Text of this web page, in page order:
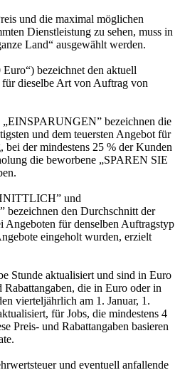
und die maximal möglichen
Dienstleistung zu sehen, muss in
Land“ ausgewählt werden.
bezeichnet den aktuell
für dieselbe Art von Auftrag von
bezeichnen die
und dem teuersten Angebot für
bei der mindestens 25 % der Kunden
die beworbene „SPAREN SIE
und
den Durchschnitt der
Angeboten für denselben Auftragstyp
eingeholt wurden, erzielt
Stunde aktualisiert und sind in Euro
Rabattangaben, die in Euro oder in
vierteljährlich am 1. Januar, 1.
für Jobs, die mindestens 4
Preis- und Rabattangaben basieren
und eventuell anfallende